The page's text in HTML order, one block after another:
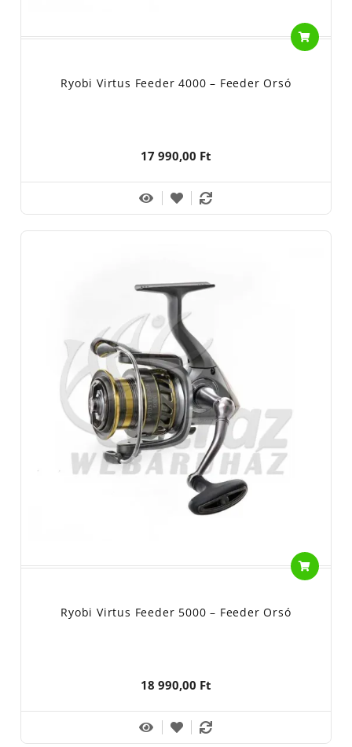
Ryobi Virtus Feeder 4000 – Feeder Orsó
17 990,00 Ft
Ryobi Virtus Feeder 5000 – Feeder Orsó
18 990,00 Ft